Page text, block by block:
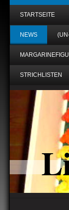
STARTSEITE
NEWS
STRICHLISTEN